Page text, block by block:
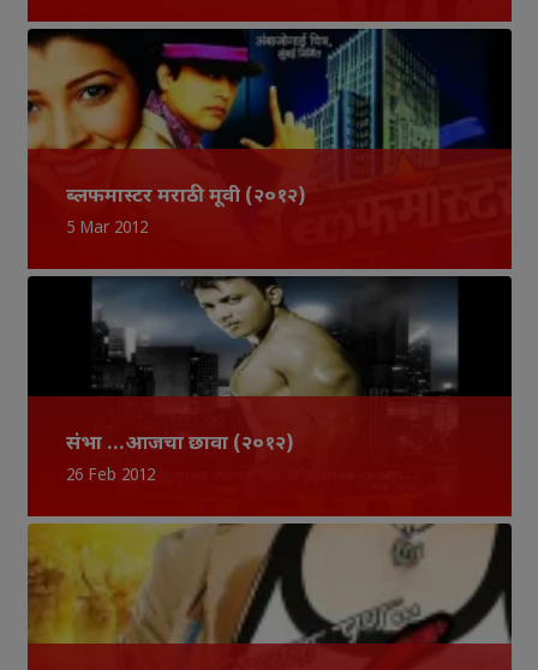
ब्लफमास्टर मराठी मूवी (२०१२)
5 Mar 2012
संभा …आजचा छावा (२०१२)
26 Feb 2012